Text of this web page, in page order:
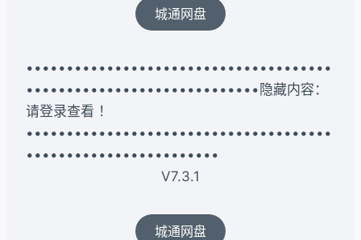
城通网盘
••••••••••••••••••••••••••••••••••••••
•••••••••••••••••••••••••••••隐藏内容：
请登录查看 ！
••••••••••••••••••••••••••••••••••••••
••••••••••••••••••••••••
V7.3.1
城通网盘